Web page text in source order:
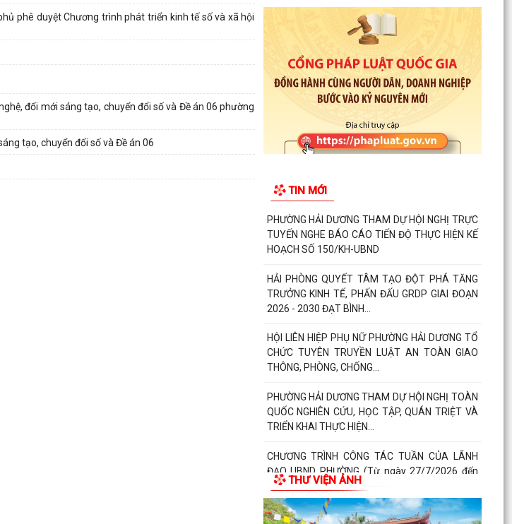
phê duyệt Chương trình phát triển kinh tế số và xã hội
đổi mới sáng tạo, chuyển đổi số và Đề án 06 phường
tạo, chuyển đổi số và Đề án 06
TIN MỚI
SỬ DỤNG ĐẤT CỦA CÁC TỔ CHỨC
Triển khai thực hiện Thông báo Kết luận của Phó
thủ tướng Chính phủ Phạm Thị Thanh Trà về
bảo vệ...
Triển khai thực hiện Kế hoạch 241/KH-SYT về
thực hiện Kế hoạch số 212/KH-UBND ngày
12/6/2026 của...
trạng...
PHƯỜNG HẢI DƯƠNG THAM DỰ HỘI NGHỊ TRỰC
TUYẾN NGHE BÁO CÁO TIẾN ĐỘ THỰC HIỆN KẾ
HOẠCH SỐ 150/KH-UBND
HẢI PHÒNG QUYẾT TÂM TẠO ĐỘT PHÁ TĂNG
TRƯỞNG KINH TẾ, PHẤN ĐẤU GRDP GIAI ĐOẠN
2026 - 2030 ĐẠT BÌNH...
HỘI LIÊN HIỆP PHỤ NỮ PHƯỜNG HẢI DƯƠNG TỔ
CHỨC TUYÊN TRUYỀN LUẬT AN TOÀN GIAO
THÔNG, PHÒNG, CHỐNG...
PHƯỜNG HẢI DƯƠNG THAM DỰ HỘI NGHỊ TOÀN
QUỐC NGHIÊN CỨU, HỌC TẬP, QUÁN TRIỆT VÀ
TRIỂN KHAI THỰC HIỆN...
CHƯƠNG TRÌNH CÔNG TÁC TUẦN CỦA LÃNH
ĐẠO UBND PHƯỜNG (Từ ngày 27/7/2026 đến
ngày 02/8/2026)
PHƯỜNG HẢI DƯƠNG TỔ CHỨC LỄ VIẾNG NGHĨA
THƯ VIỆN ẢNH